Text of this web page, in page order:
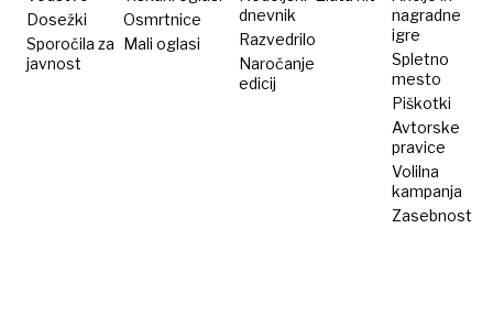
Dosežki
Sporočila za
javnost
Osmrtnice
Mali oglasi
dnevnik
Razvedrilo
Naročanje
edicij
nagradne
igre
Spletno
mesto
Piškotki
Avtorske
pravice
Volilna
kampanja
Zasebnost